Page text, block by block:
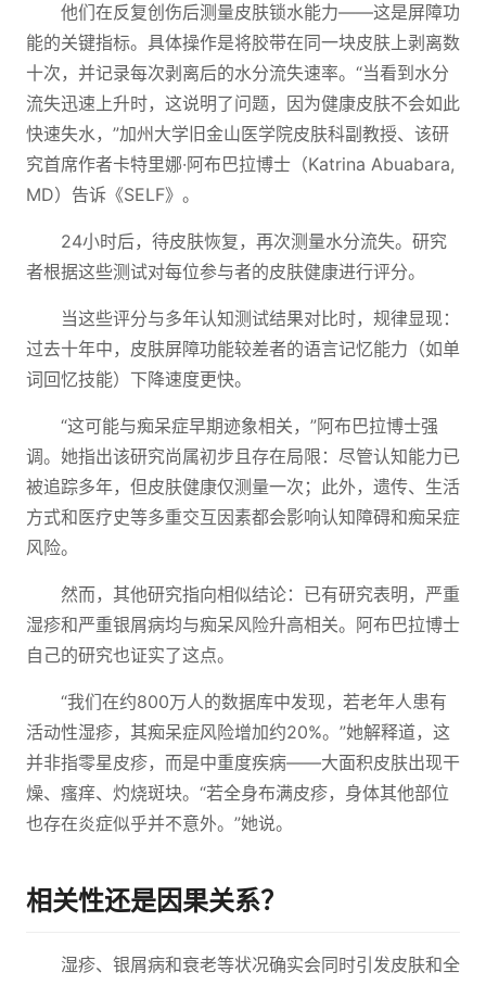
他们在反复创伤后测量皮肤锁水能力——这是屏障功
能的关键指标。具体操作是将胶带在同一块皮肤上剥离数
十次，并记录每次剥离后的水分流失速率。“当看到水分
流失迅速上升时，这说明了问题，因为健康皮肤不会如此
快速失水，”加州大学旧金山医学院皮肤科副教授、该研
究首席作者卡特里娜·阿布巴拉博士（Katrina Abuabara,
MD）告诉《SELF》。
24小时后，待皮肤恢复，再次测量水分流失。研究
者根据这些测试对每位参与者的皮肤健康进行评分。
当这些评分与多年认知测试结果对比时，规律显现：
过去十年中，皮肤屏障功能较差者的语言记忆能力（如单
词回忆技能）下降速度更快。
“这可能与痴呆症早期迹象相关，”阿布巴拉博士强
调。她指出该研究尚属初步且存在局限：尽管认知能力已
被追踪多年，但皮肤健康仅测量一次；此外，遗传、生活
方式和医疗史等多重交互因素都会影响认知障碍和痴呆症
风险。
然而，其他研究指向相似结论：已有研究表明，严重
湿疹和严重银屑病均与痴呆风险升高相关。阿布巴拉博士
自己的研究也证实了这点。
“我们在约800万人的数据库中发现，若老年人患有
活动性湿疹，其痴呆症风险增加约20%。”她解释道，这
并非指零星皮疹，而是中重度疾病——大面积皮肤出现干
燥、瘙痒、灼烧斑块。“若全身布满皮疹，身体其他部位
也存在炎症似乎并不意外。”她说。
相关性还是因果关系？
湿疹、银屑病和衰老等状况确实会同时引发皮肤和全